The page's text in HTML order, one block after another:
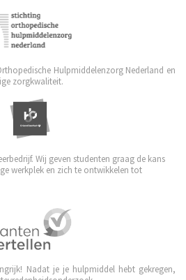
Hulpmiddelenzorg Nederland en
zorgkwaliteit.
Wij geven studenten graag de kans
werkplek en zich te ontwikkelen tot
Nadat je je hulpmiddel hebt gekregen,